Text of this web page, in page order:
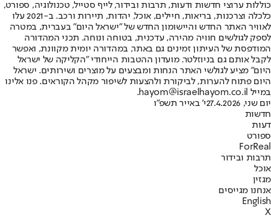
כוללות ערוצי חדשות ודעות, תרבות ובידור, לייף סטייל, טכנולוגיה, ספורט,
כלכלה וצרכנות, בריאות, חיילים, אוכל, יהדות, תיירות ורכב. ב-2021 עלו
לאוויר האתר החדש והיישומון החדש של "ישראל היום" בעברית, במטרה
לספק לגולשים חוויה מהירה, עדכנית, בטוחה ונוחה. תכני המהדורה
המודפסת של העיתון זמינים גם באתר, במהדורה יומית מקוונת, ואפשר
לקבל אותם גם בניוזלטר. מועדון ההטבות הייחודי "הקליקה של ישראל
היום" מציע לגולשי האתר הנחות ומבצעים על מוצרים ושירותים. ישראל
היום פתוח להערות, לביקורת ולהצעות לשיפור מקהל הקוראים. פנו אלינו
במייל hayom@israelhayom.co.il.
יום שני, 27.4.2026
י' באייר תשפ"ו
חדשות
דעות
ספורט
ForReal
תרבות ובידור
אוכל
מגזין
אנחנו מגייסים
English
X